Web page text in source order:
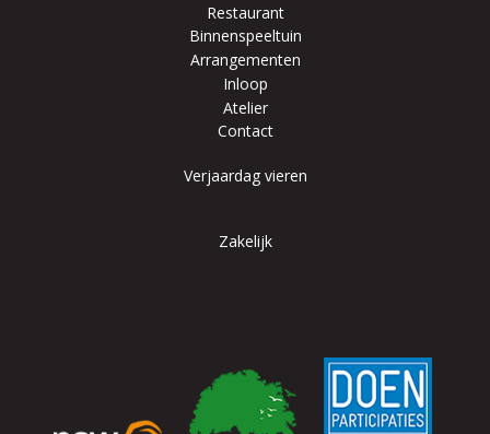
Restaurant
Binnenspeeltuin
Arrangementen
Inloop
Atelier
Contact
Verjaardag vieren
Zakelijk